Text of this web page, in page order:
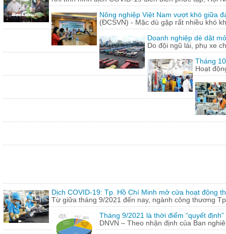
Nông nghiệp Việt Nam vượt khó giữa
(ĐCSVN) - Mặc dù gặp rất nhiều khó
Doanh nghiệp dè dặt
Do đội ngũ lái, phụ xe
Tháng
Hoạt
Dịch COVID-19: Tp. Hồ Chí Minh mở cửa hoạt động
Từ giữa tháng 9/2021 đến nay, ngành công thương
Tháng 9/2021 là thời điểm “quyết
DNVN – Theo nhận định của Ban